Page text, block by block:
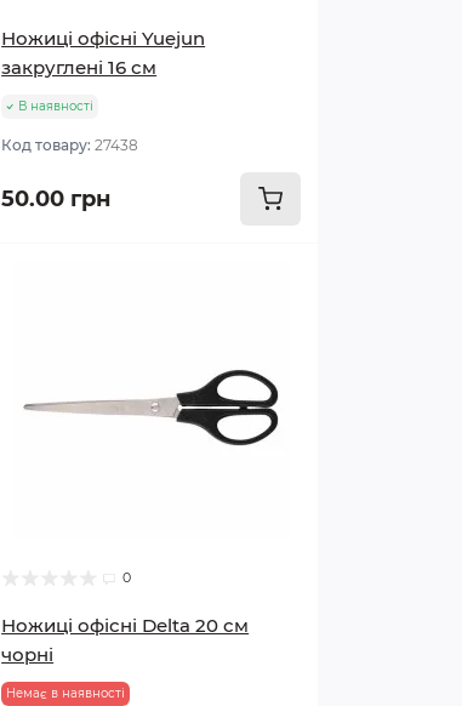
Ножиці офісні Yuejun
закруглені 16 см
В наявності
Код товару:27438
50.00 грн
0
Ножиці офісні Delta 20 см
чорні
Немає в наявності